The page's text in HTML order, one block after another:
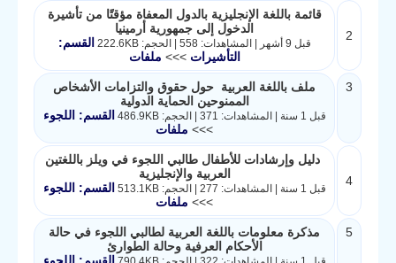
2
قائمة باللغة الإنجليزية بالدول المعفاة مؤقتًا من تأشيرة
الدخول إلى جمهورية أرمينيا
قبل 9 أشهر | المشاهدات: 558 | الحجم: 222.6KB
القسم:
التأشيرات>>> ملفات
3
ملف باللغة العربية حول حقوق والتزامات الأشخاص
الممنوحين الحماية الدولية
قبل 1 سنة | المشاهدات: 371 | الحجم: 486.9KB
القسم: اللجوء
>>> ملفات
4
دليل وإرشادات للأطفال طالبي اللجوء في ويلز باللغتين
العربية والإنجليزية
قبل 1 سنة | المشاهدات: 277 | الحجم: 513.1KB
القسم: اللجوء
>>> ملفات
5
مذكرة معلومات باللغة العربية لطالبي اللجوء في حالة
الأحكام العرفية وحالة الطوارئ
قبل 1 سنة | المشاهدات: 322 | الحجم: 790.4KB
القسم: اللجوء